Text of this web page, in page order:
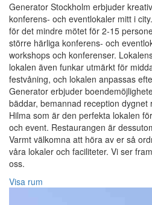
Generator Stockholm erbjuder
konferens- och eventlokaler mitt i
för det mindre mötet för 2-15
större härliga konferens- och
workshops och konferenser.
lokalen även funkar utmärkt för
festvåning, och lokalen anpassas
Generator erbjuder
bäddar, bemannad reception
Hilma som är den perfekta lokalen
och event. Restaurangen är
Varmt välkomna att höra av er så
våra lokaler och faciliteter. Vi ser
oss.
Visa rum